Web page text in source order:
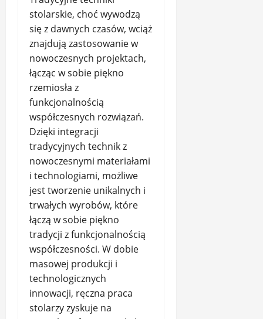
stolarskie, choć wywodzą
się z dawnych czasów, wciąż
znajdują zastosowanie w
nowoczesnych projektach,
łącząc w sobie piękno
rzemiosła z
funkcjonalnością
współczesnych rozwiązań.
Dzięki integracji
tradycyjnych technik z
nowoczesnymi materiałami
i technologiami, możliwe
jest tworzenie unikalnych i
trwałych wyrobów, które
łączą w sobie piękno
tradycji z funkcjonalnością
współczesności. W dobie
masowej produkcji i
technologicznych
innowacji, ręczna praca
stolarzy zyskuje na